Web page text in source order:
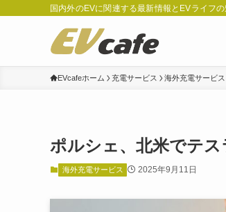
国内外のEVに関連する最新情報とEVライフ
EVcafeホーム 充電サービス 海外充電サービス
ポルシェ、北米でテ
海外充電サービス 2025年9月11日